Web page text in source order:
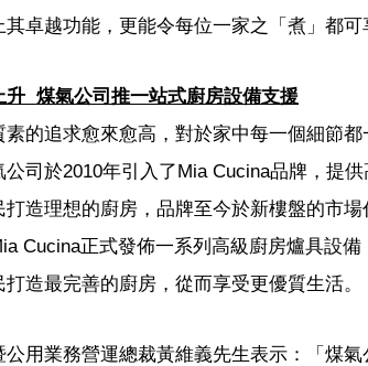
卓越功能，更能令每位一家之「煮」都可
升 煤氣公司推一站式廚房設備支援
的追求愈來愈高，對於家中每一個細節
司於2010年引入了Mia Cucina品牌，提
造理想的廚房，品牌至今於新樓盤的市
Cucina正式發佈一系列高級廚房爐具設
造最完善的廚房，從而享受更優質生活。
用業務營運總裁黃維義先生表示：「煤